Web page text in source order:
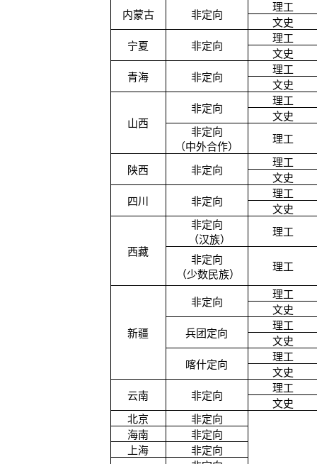
内蒙古 非定向
理工
文史
宁夏 非定向
理工
文史
青海 非定向
理工
文史
山西
非定向
理工
文史
非定向
（中外合作）
理工
陕西 非定向
理工
文史
四川 非定向
理工
文史
西藏
非定向
（汉族）
理工
非定向
（少数民族）
理工
新疆
非定向
理工
文史
兵团定向
理工
文史
喀什定向
理工
文史
云南 非定向
理工
文史
北京
非定向
海南
非定向
上海
非定向